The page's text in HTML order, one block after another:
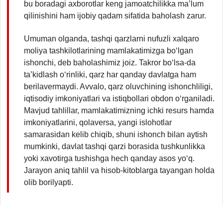
bu boradagi axborotlar keng jamoatchilikka ma’lum
qilinishini ham ijobiy qadam sifatida baholash zarur.
Umuman olganda, tashqi qarzlarni nufuzli xalqaro
moliya tashkilotlarining mamlakatimizga bo‘lgan
ishonchi, deb baholashimiz joiz. Takror bo‘lsa-da
ta’kidlash o‘rinliki, qarz har qanday davlatga ham
berilavermaydi. Avvalo, qarz oluvchining ishonchliligi,
iqtisodiy imkoniyatlari va istiqbollari obdon o‘rganiladi.
Mavjud tahlillar, mamlakatimizning ichki resurs hamda
imkoniyatlarini, qolaversa, yangi islohotlar
samarasidan kelib chiqib, shuni ishonch bilan aytish
mumkinki, davlat tashqi qarzi borasida tushkunlikka
yoki xavotirga tushishga hech qanday asos yo‘q.
Jarayon aniq tahlil va hisob-kitoblarga tayangan holda
olib borilyapti.